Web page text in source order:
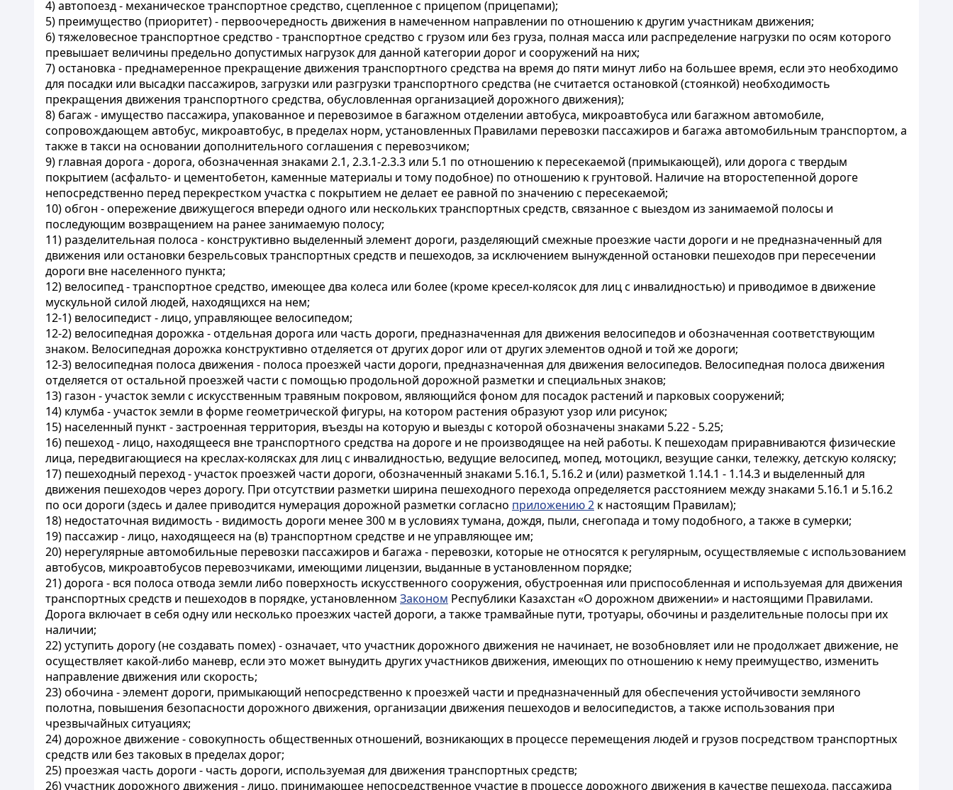
4) автопоезд - механическое транспортное средство, сцепленное с прицепом (прицепами);
5) преимущество (приоритет) - первоочередность движения в намеченном направлении по отношению к другим участникам движения;
6) тяжеловесное транспортное средство - транспортное средство с грузом или без груза, полная масса или распределение нагрузки по осям которого
превышает величины предельно допустимых нагрузок для данной категории дорог и сооружений на них;
7) остановка - преднамеренное прекращение движения транспортного средства на время до пяти минут либо на большее время, если это необходимо
для посадки или высадки пассажиров, загрузки или разгрузки транспортного средства (не считается остановкой (стоянкой) необходимость
прекращения движения транспортного средства, обусловленная организацией дорожного движения);
8) багаж - имущество пассажира, упакованное и перевозимое в багажном отделении автобуса, микроавтобуса или багажном автомобиле,
сопровождающем автобус, микроавтобус, в пределах норм, установленных Правилами перевозки пассажиров и багажа автомобильным транспортом, а
также в такси на основании дополнительного соглашения с перевозчиком;
9) главная дорога - дорога, обозначенная знаками 2.1, 2.3.1-2.3.3 или 5.1 по отношению к пересекаемой (примыкающей), или дорога с твердым
покрытием (асфальто- и цементобетон, каменные материалы и тому подобное) по отношению к грунтовой. Наличие на второстепенной дороге
непосредственно перед перекрестком участка с покрытием не делает ее равной по значению с пересекаемой;
10) обгон - опережение движущегося впереди одного или нескольких транспортных средств, связанное с выездом из занимаемой полосы и
последующим возвращением на ранее занимаемую полосу;
11) разделительная полоса - конструктивно выделенный элемент дороги, разделяющий смежные проезжие части дороги и не предназначенный для
движения или остановки безрельсовых транспортных средств и пешеходов, за исключением вынужденной остановки пешеходов при пересечении
дороги вне населенного пункта;
12) велосипед - транспортное средство, имеющее два колеса или более (кроме кресел-колясок для лиц с инвалидностью) и приводимое в движение
мускульной силой людей, находящихся на нем;
12-1) велосипедист - лицо, управляющее велосипедом;
12-2) велосипедная дорожка - отдельная дорога или часть дороги, предназначенная для движения велосипедов и обозначенная соответствующим
знаком. Велосипедная дорожка конструктивно отделяется от других дорог или от других элементов одной и той же дороги;
12-3) велосипедная полоса движения - полоса проезжей части дороги, предназначенная для движения велосипедов. Велосипедная полоса движения
отделяется от остальной проезжей части с помощью продольной дорожной разметки и специальных знаков;
13) газон - участок земли с искусственным травяным покровом, являющийся фоном для посадок растений и парковых сооружений;
14) клумба - участок земли в форме геометрической фигуры, на котором растения образуют узор или рисунок;
15) населенный пункт - застроенная территория, въезды на которую и выезды с которой обозначены знаками 5.22 - 5.25;
16) пешеход - лицо, находящееся вне транспортного средства на дороге и не производящее на ней работы. К пешеходам приравниваются физические
лица, передвигающиеся на креслах-колясках для лиц с инвалидностью, ведущие велосипед, мопед, мотоцикл, везущие санки, тележку, детскую коляску;
17) пешеходный переход - участок проезжей части дороги, обозначенный знаками 5.16.1, 5.16.2 и (или) разметкой 1.14.1 - 1.14.3 и выделенный для
движения пешеходов через дорогу. При отсутствии разметки ширина пешеходного перехода определяется расстоянием между знаками 5.16.1 и 5.16.2
по оси дороги (здесь и далее приводится нумерация дорожной разметки согласно приложению 2 к настоящим Правилам);
18) недостаточная видимость - видимость дороги менее 300 м в условиях тумана, дождя, пыли, снегопада и тому подобного, а также в сумерки;
19) пассажир - лицо, находящееся на (в) транспортном средстве и не управляющее им;
20) нерегулярные автомобильные перевозки пассажиров и багажа - перевозки, которые не относятся к регулярным, осуществляемые с использованием
автобусов, микроавтобусов перевозчиками, имеющими лицензии, выданные в установленном порядке;
21) дорога - вся полоса отвода земли либо поверхность искусственного сооружения, обустроенная или приспособленная и используемая для движения
транспортных средств и пешеходов в порядке, установленном Законом Республики Казахстан «О дорожном движении» и настоящими Правилами.
Дорога включает в себя одну или несколько проезжих частей дороги, а также трамвайные пути, тротуары, обочины и разделительные полосы при их
наличии;
22) уступить дорогу (не создавать помех) - означает, что участник дорожного движения не начинает, не возобновляет или не продолжает движение, не
осуществляет какой-либо маневр, если это может вынудить других участников движения, имеющих по отношению к нему преимущество, изменить
направление движения или скорость;
23) обочина - элемент дороги, примыкающий непосредственно к проезжей части и предназначенный для обеспечения устойчивости земляного
полотна, повышения безопасности дорожного движения, организации движения пешеходов и велосипедистов, а также использования при
чрезвычайных ситуациях;
24) дорожное движение - совокупность общественных отношений, возникающих в процессе перемещения людей и грузов посредством транспортных
средств или без таковых в пределах дорог;
25) проезжая часть дороги - часть дороги, используемая для движения транспортных средств;
26) участник дорожного движения - лицо, принимающее непосредственное участие в процессе дорожного движения в качестве пешехода, пассажира